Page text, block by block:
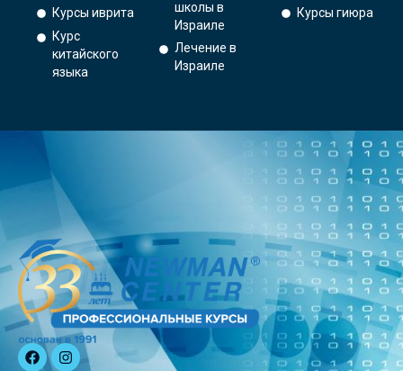
Курсы иврита
Курс
китайского
языка
школы в
Израиле
Лечение в
Израиле
Курсы гиюра